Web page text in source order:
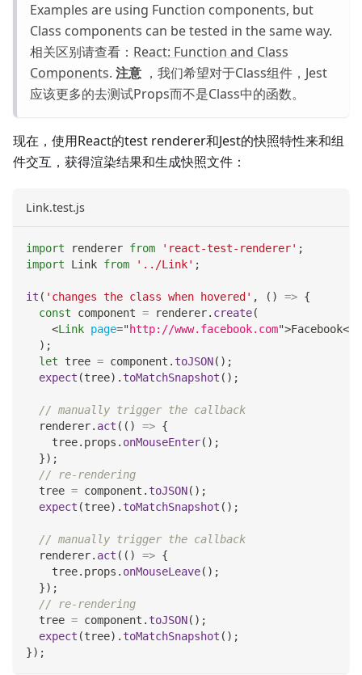
Examples are using Function components, but
Class components can be tested in the same way.
相关区别请查看： React: Function and Class
Components. 注意 ，我们希望对于Class组件，Jest
应该更多的去测试Props而不是Class中的函数。
现在，使用React的test renderer和Jest的快照特性来和组
件交互，获得渲染结果和生成快照文件：
Link.test.js
import renderer from 'react-test-renderer' ;
import
Link from '../Link' ;
it ( 'changes the class when hovered' , ( ) => {
const component = renderer. create(
<Link page="http://www.facebook.com">Facebook</
) ;
let tree = component . toJSON( ) ;
expect (tree) . toMatchSnapshot ( ) ;
// manually trigger the callback
  renderer
. act ( ( ) => {
    tree
. props . onMouseEnter( ) ;
}) ;
// re-rendering
  tree
= component . toJSON( ) ;
expect (tree) . toMatchSnapshot ( ) ;
// manually trigger the callback
  renderer
. act ( ( ) => {
    tree
. props . onMouseLeave( ) ;
}) ;
// re-rendering
  tree
= component . toJSON( ) ;
expect (tree) . toMatchSnapshot ( ) ;
}) ;